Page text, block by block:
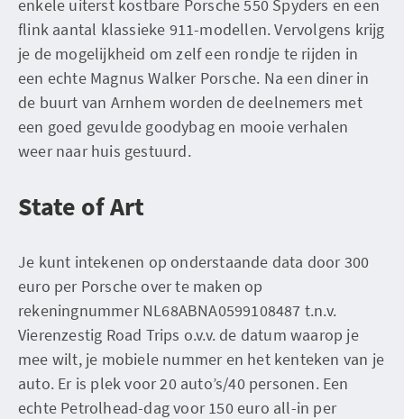
enkele uiterst kostbare Porsche 550 Spyders en een
flink aantal klassieke 911-modellen. Vervolgens krijg
je de mogelijkheid om zelf een rondje te rijden in
een echte Magnus Walker Porsche. Na een diner in
de buurt van Arnhem worden de deelnemers met
een goed gevulde goodybag en mooie verhalen
weer naar huis gestuurd.
State of Art
Je kunt intekenen op onderstaande data door 300
euro per Porsche over te maken op
rekeningnummer NL68ABNA0599108487 t.n.v.
Vierenzestig Road Trips o.v.v. de datum waarop je
mee wilt, je mobiele nummer en het kenteken van je
auto. Er is plek voor 20 auto’s/40 personen. Een
echte Petrolhead-dag voor 150 euro all-in per